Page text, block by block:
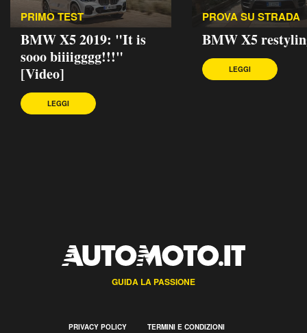
PRIMO TEST
BMW X5 2019: "It is
sooo biiiigggg!!!"
[Video]
LEGGI
PROVA SU STRADA
BMW X5
LEGGI
GUIDA LA PASSIONE
PRIVACY POLICY TERMINI E CONDIZIONI